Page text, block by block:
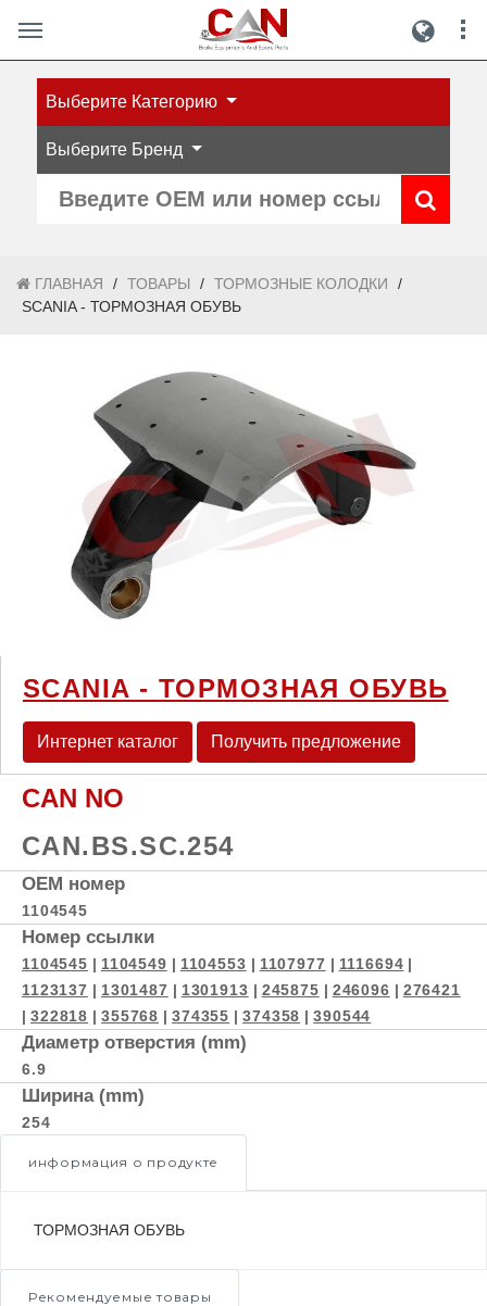
Выберите Категорию
Выберите Бренд
ГЛАВНАЯ / ТОВАРЫ / ТОРМОЗНЫЕ КОЛОДКИ
/
SCANIA - ТОРМОЗНАЯ ОБУВЬ
SCANIA - ТОРМОЗНАЯ ОБУВЬ
Интернет каталог Получить предложение
CAN NO
CAN.BS.SC.254
OEM номер
1104545
Номер ссылки
1104545 | 1104549 | 1104553 | 1107977 | 1116694 |
1123137 | 1301487 | 1301913 | 245875 | 246096 | 276421
| 322818 |355768 |374355 |374358 |390544
Диаметр отверстия (mm)
6.9
Ширина (mm)
254
информация о продукте
ТОРМОЗНАЯ ОБУВЬ
Рекомендуемые товары